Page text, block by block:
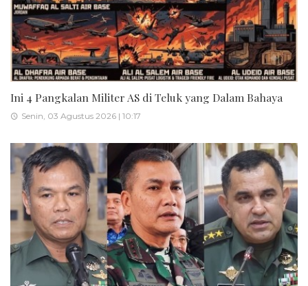
Ini 4 Pangkalan Militer AS di Teluk yang Dalam Bahaya
Senin, 03 Agustus 2026 | 10:17